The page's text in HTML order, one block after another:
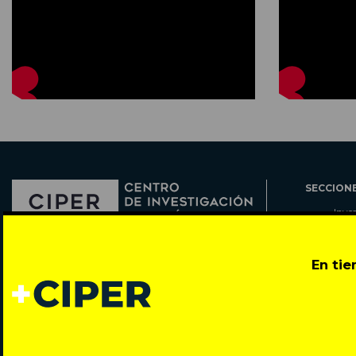
En
Todos los derechos reservados © 2007-2026